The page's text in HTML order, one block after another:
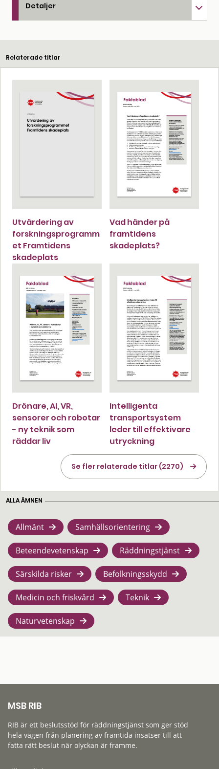
Detaljer
Relaterade titlar
Utvärdering av
forskningsprogramm
et Framtidens
skadeplats
Vad händer på
framtidens
skadeplats?
Drönare, AI, VR,
sensorer och robotar
- ny teknik som
räddar liv
Intelligenta
transportsystem
leder till effektivare
utryckning
Se fler relaterade titlar (2270)
ALLA ÄMNEN
Allmänt Samhällsorientering
Beteendevetenskap Räddningstjänst
Särskilda risker Befolkningsskydd
Medicin och friskvård Teknik
Naturvetenskap
MSB RIB
RIB är ett beslutsstöd för räddningstjänst som ger stöd
hela vägen från planering av framtida insatser till att
fatta rätt beslut när olyckan är framme.